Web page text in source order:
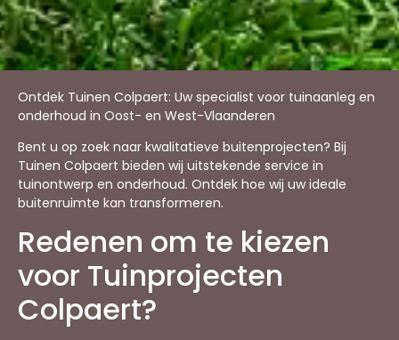
Ontdek Tuinen Colpaert: Uw specialist voor tuinaanleg en
onderhoud in Oost- en West-Vlaanderen
Bent u op zoek naar kwalitatieve buitenprojecten? Bij
Tuinen Colpaert bieden wij uitstekende service in
tuinontwerp en onderhoud. Ontdek hoe wij uw ideale
buitenruimte kan transformeren.
Redenen om te kiezen
voor Tuinprojecten
Colpaert?